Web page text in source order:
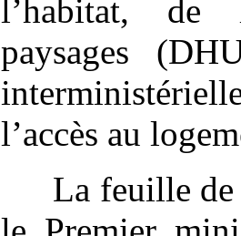
l’habitat, de
paysages
l’accès au
La feuille de